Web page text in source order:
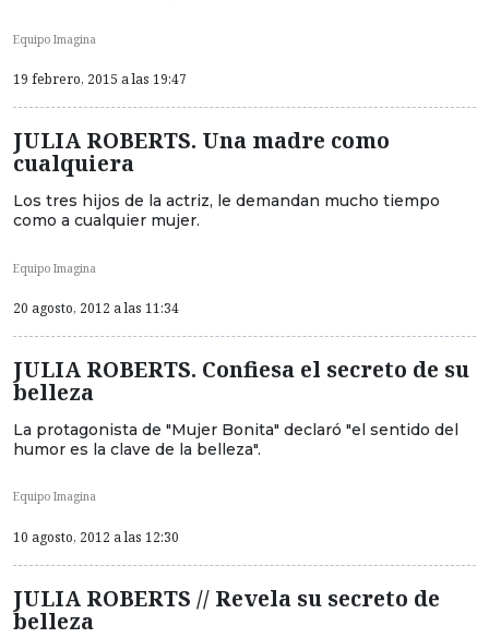
Equipo Imagina
19 febrero, 2015 a las 19:47
JULIA ROBERTS. Una madre como
cualquiera
Los tres hijos de la actriz, le demandan mucho tiempo
como a cualquier mujer.
Equipo Imagina
20 agosto, 2012 a las 11:34
JULIA ROBERTS. Confiesa el secreto de su
belleza
La protagonista de "Mujer Bonita" declaró "el sentido del
humor es la clave de la belleza".
Equipo Imagina
10 agosto, 2012 a las 12:30
JULIA ROBERTS // Revela su secreto de
belleza